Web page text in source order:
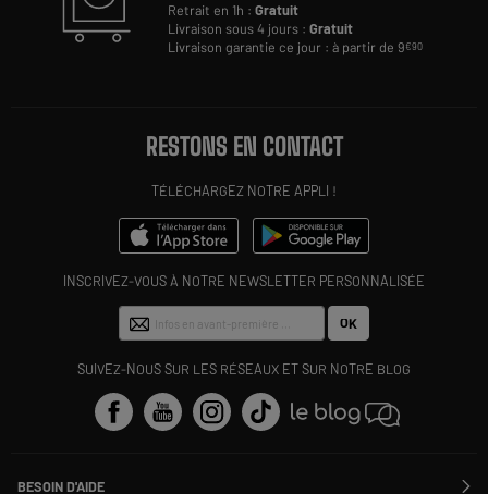
Retrait en 1h :Gratuit
Livraison sous 4 jours :Gratuit
Livraison garantie ce jour : à partir de 9€90
RESTONS EN CONTACT
TÉLÉCHARGEZ NOTRE APPLI !
INSCRIVEZ-VOUS À NOTRE NEWSLETTER PERSONNALISÉE
OK
SUIVEZ-NOUS SUR LES RÉSEAUX ET SUR NOTRE BLOG
BESOIN D'AIDE